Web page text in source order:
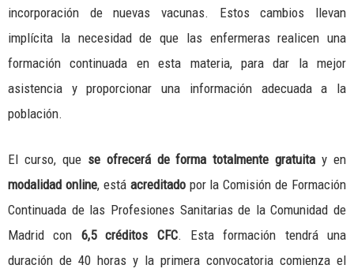
incorporación de nuevas vacunas. Estos cambios llevan
implícita la necesidad de que las enfermeras realicen una
formación continuada en esta materia, para dar la mejor
asistencia y proporcionar una información adecuada a la
población.
El curso, que se ofrecerá de forma totalmente gratuitay en
modalidad online, está acreditadopor la Comisión de Formación
Continuada de las Profesiones Sanitarias de la Comunidad de
Madrid con 6,5 créditos CFC. Esta formación tendrá una
duración de 40 horas y la primera convocatoria comienza el